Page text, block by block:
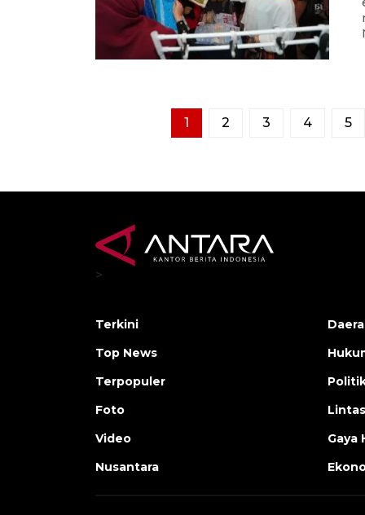
1 2 3 4 5
>
Terkini
Top News
Terpopuler
Foto
Video
Nusantara
Gaya